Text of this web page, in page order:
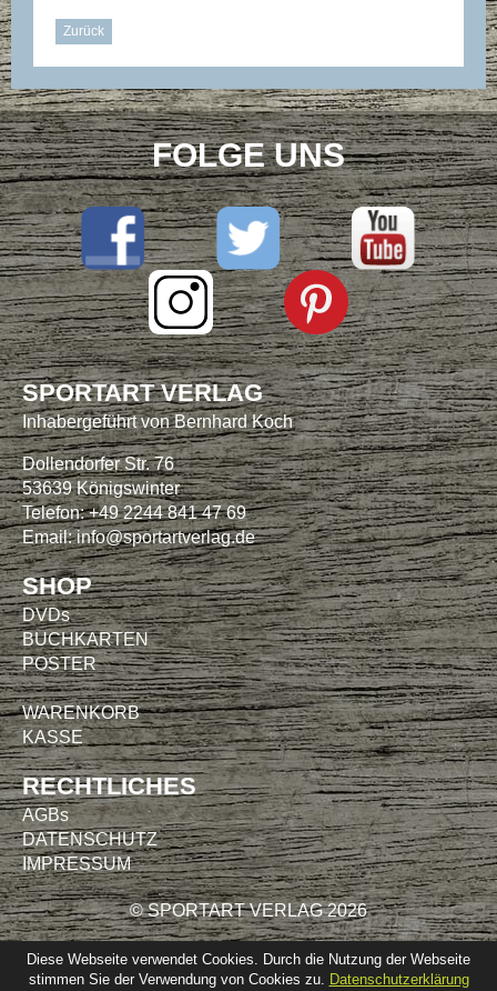
Zurück
FOLGE UNS
SPORTART VERLAG
Inhabergeführt von Bernhard Koch
Dollendorfer Str. 76
53639 Königswinter
Telefon: +49 2244 841 47 69
Email:info@sportartverlag.de
SHOP
DVDs
BUCHKARTEN
POSTER
WARENKORB
KASSE
RECHTLICHES
AGBs
DATENSCHUTZ
IMPRESSUM
© SPORTART VERLAG 2026
Diese Webseite verwendet Cookies. Durch die Nutzung der Webseite
stimmen Sie der Verwendung von Cookies zu.
Datenschutzerklärung